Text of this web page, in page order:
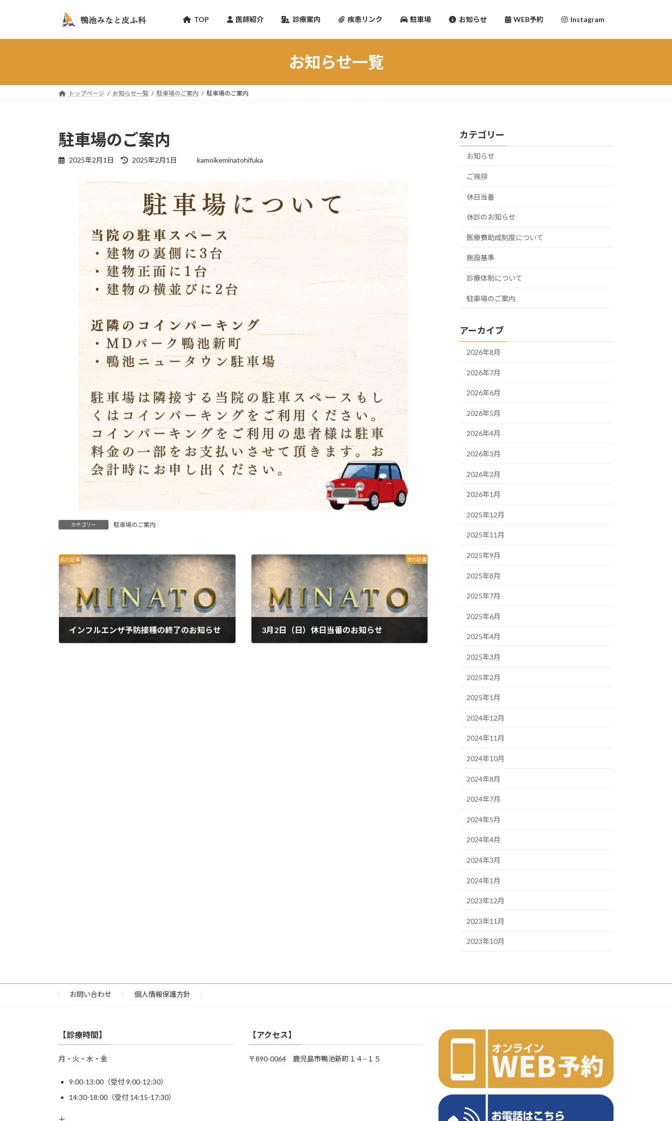
ン
ー
TOP 医師紹介 診療案内 疾患リンク 駐車場 お知らせ WEB予約 Instagram
お知らせ一覧
トップページ お知らせ一覧 駐車場のご案内 駐車場のご案内
駐車場のご案内
2025年2月1日
最
2025年2月1日 kamoikeminatohifuka
カテゴリー 駐車場のご案内
前の記事
インフルエンザ予防接種の終了のお知らせ
次の記事
3月2日（日）休日当番のお知らせ
カテゴリー
お知らせ
ご挨拶
休日当番
休診のお知らせ
医療費助成制度について
施設基準
診療体制について
駐車場のご案内
アーカイブ
2026年8月
2026年7月
2026年6月
2026年5月
2026年4月
2026年3月
2026年2月
2026年1月
2025年12月
2025年11月
2025年9月
2025年8月
2025年7月
2025年6月
2025年4月
2025年3月
2025年2月
2025年1月
2024年12月
2024年11月
2024年10月
2024年8月
2024年7月
2024年5月
2024年4月
2024年3月
2024年1月
2023年12月
2023年11月
2023年10月
お問い合わせ 個人情報保護方針
【診療時間】
月・火・水・金
9:00-13:00（受付 9:00-12:30）
14:30-18:00（受付 14:15-17:30）
【アクセス】
〒890-0064 鹿児島市鴨池新町１４−１５